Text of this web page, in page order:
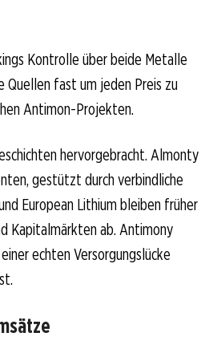
Kontrolle über beide Metalle
fast um jeden Preis zu
Antimon-Projekten.
hervorgebracht. Almonty
gestützt durch verbindliche
European Lithium bleiben früher
Kapitalmärkten ab. Antimony
echten Versorgungslücke